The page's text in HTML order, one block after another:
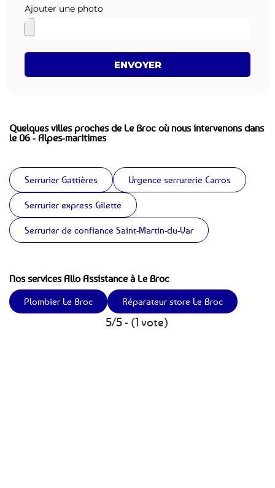
Ajouter une photo
ENVOYER
Quelques villes proches de Le Broc où nous intervenons dans
le 06 - Alpes-maritimes
Serrurier Gattières Urgence serrurerie Carros
Serrurier express Gilette
Serrurier de confiance Saint-Martin-du-Var
Nos services Allo Assistance à Le Broc
Plombier Le Broc Réparateur store Le Broc
5/5 - (1 vote)